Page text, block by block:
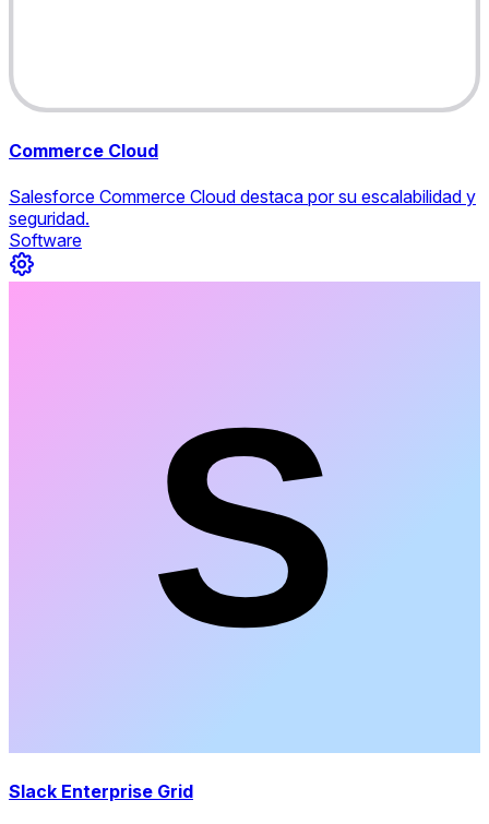
Commerce Cloud
Salesforce Commerce Cloud destaca por su escalabilidad y
seguridad.
Software
Slack Enterprise Grid